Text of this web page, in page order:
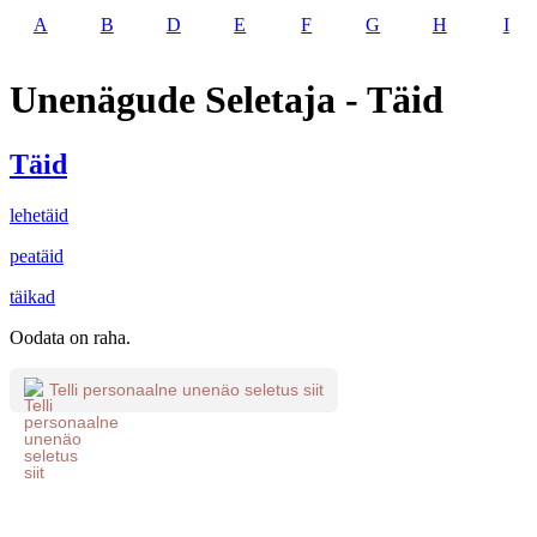
A B D E F G H I
Unenägude Seletaja - Täid
Täid
lehetäid
peatäid
täikad
Oodata on raha.
Telli personaalne unenäo seletus siit